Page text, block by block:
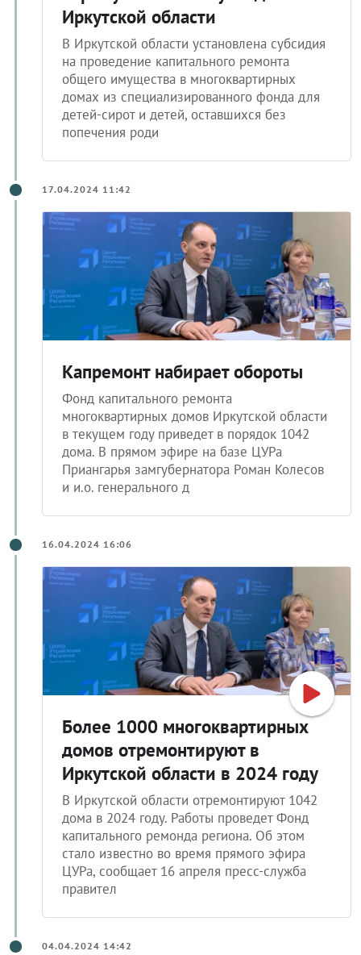
Иркутской области
В Иркутской области установлена субсидия
на проведение капитального ремонта
общего имущества в многоквартирных
домах из специализированного фонда для
детей-сирот и детей, оставшихся без
попечения роди
17.04.2024 11:42
Капремонт набирает обороты
Фонд капитального ремонта
многоквартирных домов Иркутской области
в текущем году приведет в порядок 1042
дома. В прямом эфире на базе ЦУРа
Приангарья замгубернатора Роман Колесов
и и.о. генерального д
16.04.2024 16:06
Более 1000 многоквартирных
домов отремонтируют в
Иркутской области в 2024 году
В Иркутской области отремонтируют 1042
дома в 2024 году. Работы проведет Фонд
капитального ремонда региона. Об этом
стало известно во время прямого эфира
ЦУРа, сообщает 16 апреля пресс-служба
правител
04.04.2024 14:42